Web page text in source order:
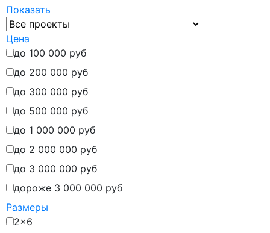
Показать
Цена
до 100 000 руб
до 200 000 руб
до 300 000 руб
до 500 000 руб
до 1 000 000 руб
до 2 000 000 руб
до 3 000 000 руб
дороже 3 000 000 руб
Размеры
2x6